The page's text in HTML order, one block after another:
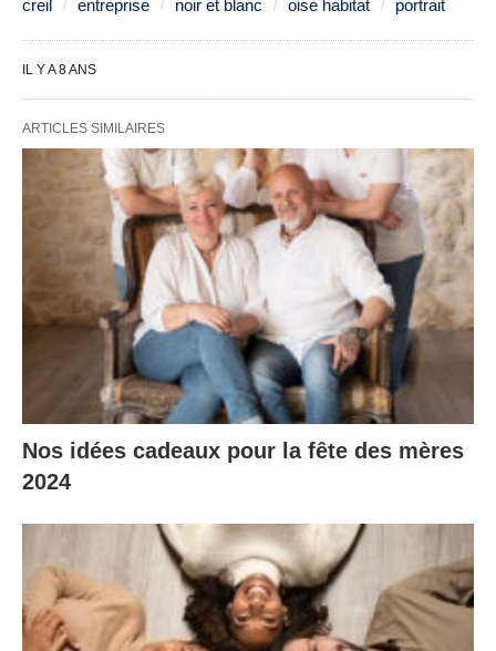
creil entreprise noir et blanc oise habitat portrait
IL Y A 8 ANS
ARTICLES SIMILAIRES
Nos idées cadeaux pour la fête des mères
2024